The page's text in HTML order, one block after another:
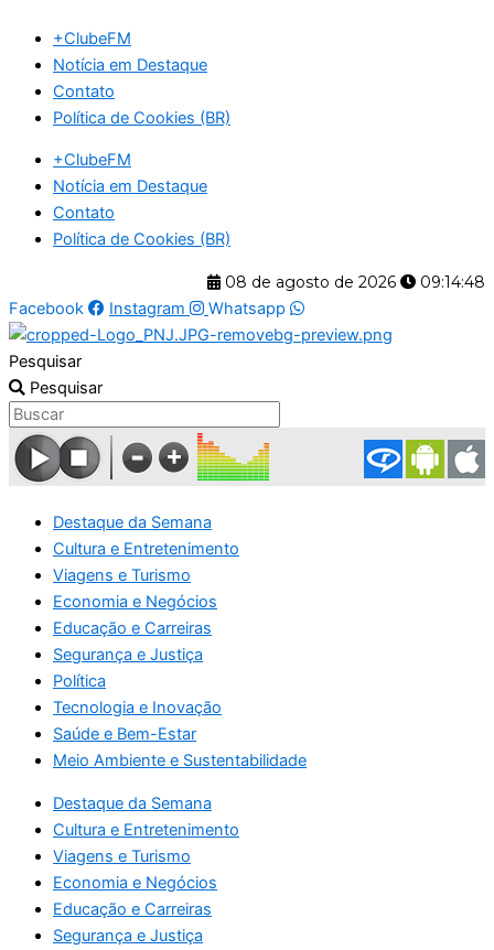
para
conteúdo
+ClubeFM
Notícia em Destaque
Contato
Política de Cookies (BR)
+ClubeFM
Notícia em Destaque
Contato
Política de Cookies (BR)
08 de agosto de 2026
09:14:49
Facebook
Instagram Whatsapp
Pesquisar
Pesquisar
Destaque da Semana
Cultura e Entretenimento
Viagens e Turismo
Economia e Negócios
Educação e Carreiras
Segurança e Justiça
Política
Tecnologia e Inovação
Saúde e Bem-Estar
Meio Ambiente e Sustentabilidade
Destaque da Semana
Cultura e Entretenimento
Viagens e Turismo
Economia e Negócios
Educação e Carreiras
Segurança e Justiça